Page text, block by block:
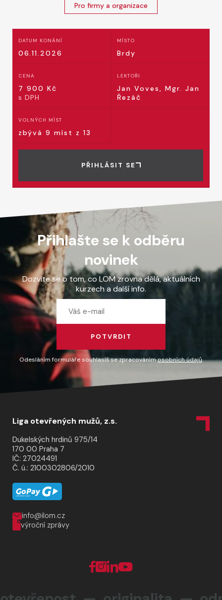
Pro firmy a organizace
DATUM KONÁNÍ
06.11.2026
MÍSTO
Brdy
CENA
7 900 Kč
s DPH
LEKTOŘI
Jan Voves, Mgr. Jan
Řezáč
VOLNÝCH MÍST
zbývá 9 míst z 13
PŘIHLÁSIT SE
Přihlašte se k odběru
novinek
Dozvíte se o tom, co LOM zrovna dělá, aktuálních
kurzech a další info.
POTVRDIT
Odesláním formuláře souhlasíš se zpracovánímosobních údajů.
Liga otevřených mužů, z.s.
Dukelských hrdinů 975/14
170 00 Praha 7
IČ: 27024491
Č. ú.: 2100302806/2010
info@ilom.cz
výroční zprávy